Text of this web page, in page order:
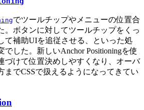
でツールチップやメニューの位置合
。ボタンに対してツールチップをくっ
て補助UIを追従させる、といった処
した。新しいAnchor Positioningを使
づけて位置決めしやすくなり、オーバ
までCSSで扱えるようになってきてい